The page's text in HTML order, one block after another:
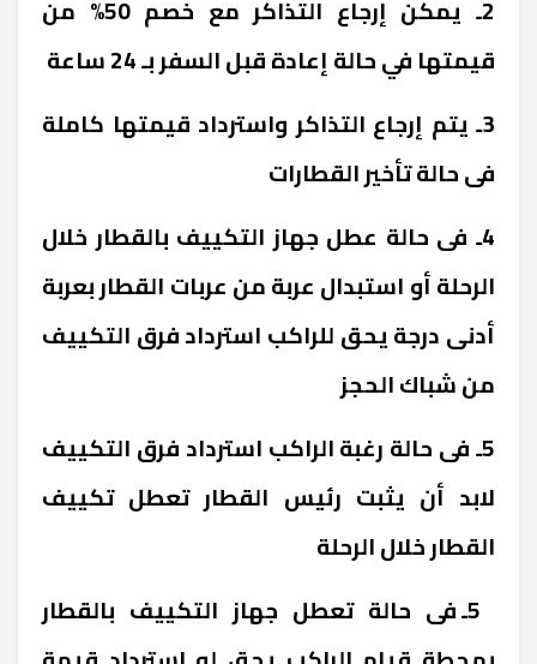
2ـ يمكن إرجاع التذاكر مع خصم 50% من
قيمتها في حالة إعادة قبل السفر بـ 24 ساعة
3ـ يتم إرجاع التذاكر واسترداد قيمتها كاملة
فى حالة تأخير القطارات
4ـ فى حالة عطل جهاز التكييف بالقطار خلال
الرحلة أو استبدال عربة من عربات القطار بعربة
أدنى درجة يحق للراكب استرداد فرق التكييف
من شباك الحجز
5ـ فى حالة رغبة الراكب استرداد فرق التكييف
لابد أن يثبت رئيس القطار تعطل تكييف
القطار خلال الرحلة
5ـ فى حالة تعطل جهاز التكييف بالقطار